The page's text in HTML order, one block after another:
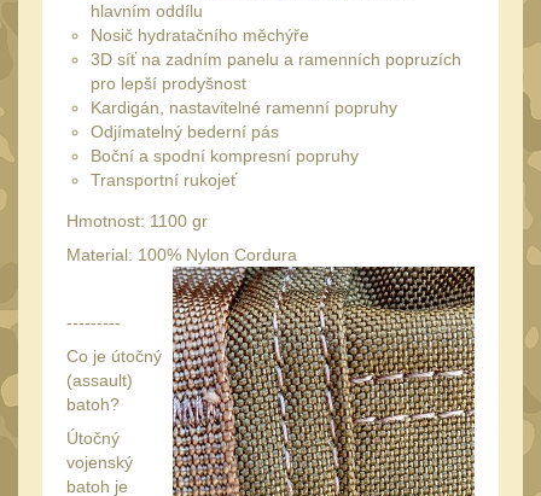
Dvojnožky39
Dvojnožky na hlaveň
Dvojnožky pro picatinny
Dvojnožky pro M-LOK
Dvojnožky pro Keymod
Dvojnožky na otočný
Popruhy a poutka40
Príslušenstvo18
OPTIKY(146)
hlavním oddílu
Nosič hydratačního měchýře
3D síť na zadním panelu a ramenních popruzích
pro lepší prodyšnost
Kardigán, nastavitelné ramenní popruhy
Odjímatelný bederní pás
Boční a spodní kompresní popruhy
Transportní rukojeť
Hmotnost: 1100 gr
Material: 100% Nylon Cordura
---------
Co je útočný
(assault)
batoh?
Útočný
vojenský
batoh je